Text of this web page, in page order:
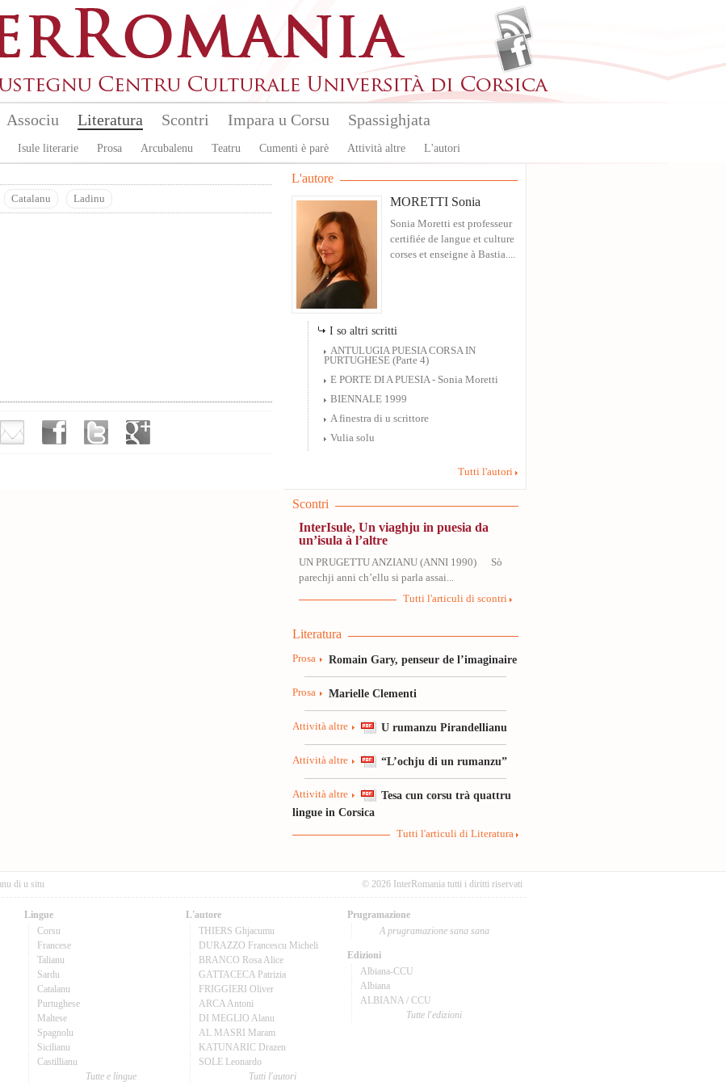
Associu Literatura
Isule literarie Prosa Arcubalenu Teatru Cumenti è parè Attività altre L'autori
Scontri Impara u Corsu Spassighjata
Catalanu Ladinu
L'autore
MORETTI Sonia
Sonia Moretti est professeur
certifiée de langue et culture
corses et enseigne à Bastia....
I so altri scritti
ANTULUGIA PUESIA CORSA IN
PURTUGHESE (Parte 4)
E PORTE DI A PUESIA - Sonia Moretti
BIENNALE 1999
A finestra di u scrittore
Vulia solu
Tutti l'autori
Scontri
InterIsule, Un viaghju in puesia da
un’isula à l’altre
UN PRUGETTU ANZIANU (ANNI 1990) Sò
parechji anni ch’ellu si parla assai...
Tutti l'articuli di scontri
Literatura
Prosa Romain Gary, penseur de l’imaginaire
Prosa Marielle Clementi
Attività altre U rumanzu Pirandellianu
Attività altre “L’ochju di un rumanzu”
Attività altre
Tesa cun corsu trà quattru
lingue in Corsica
Tutti l'articuli di Literatura
di u situ © 2026 InterRomania tutti i diritti riservati
Lingue
Corsu
Francese
Talianu
Sardu
Catalanu
Purtughese
Maltese
Spagnolu
Sicilianu
Castillianu
Tutte e lingue
L'autore
THIERS Ghjacumu
DURAZZO Francescu Micheli
BRANCO Rosa Alice
GATTACECA Patrizia
FRIGGIERI Oliver
ARCA Antoni
DI MEGLIO Alanu
AL MASRI Maram
KATUNARIC Drazen
SOLE Leonardo
Tutti l'autori
Prugramazione
A prugramazione sana sana
Edizioni
Albiana-CCU
Albiana
ALBIANA / CCU
Tutte l'edizioni